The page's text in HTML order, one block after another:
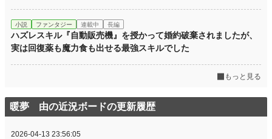
小説 ファンタジー 連載中 長編
ハズレスキル『自動販売機』を授かって婚約破棄されましたが、
実は回復薬も魔力食も出せる最強スキルでした
もっと見る
暖夢 由の近況ボードの更新履歴
2026-04-13 23:56:05